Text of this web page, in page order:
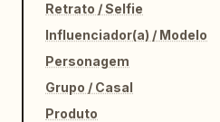
Retrato / Selfie
Influenciador(a) / Modelo
Personagem
Grupo / Casal
Produto